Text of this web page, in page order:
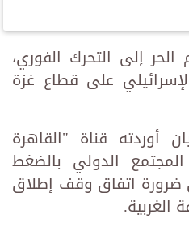
إلى التحرك الفوري،
على قطاع غزة
أوردته قناة "القاهرة
المجتمع الدولي بالضغط
ضرورة اتفاق وقف إطلاق
الغربية.